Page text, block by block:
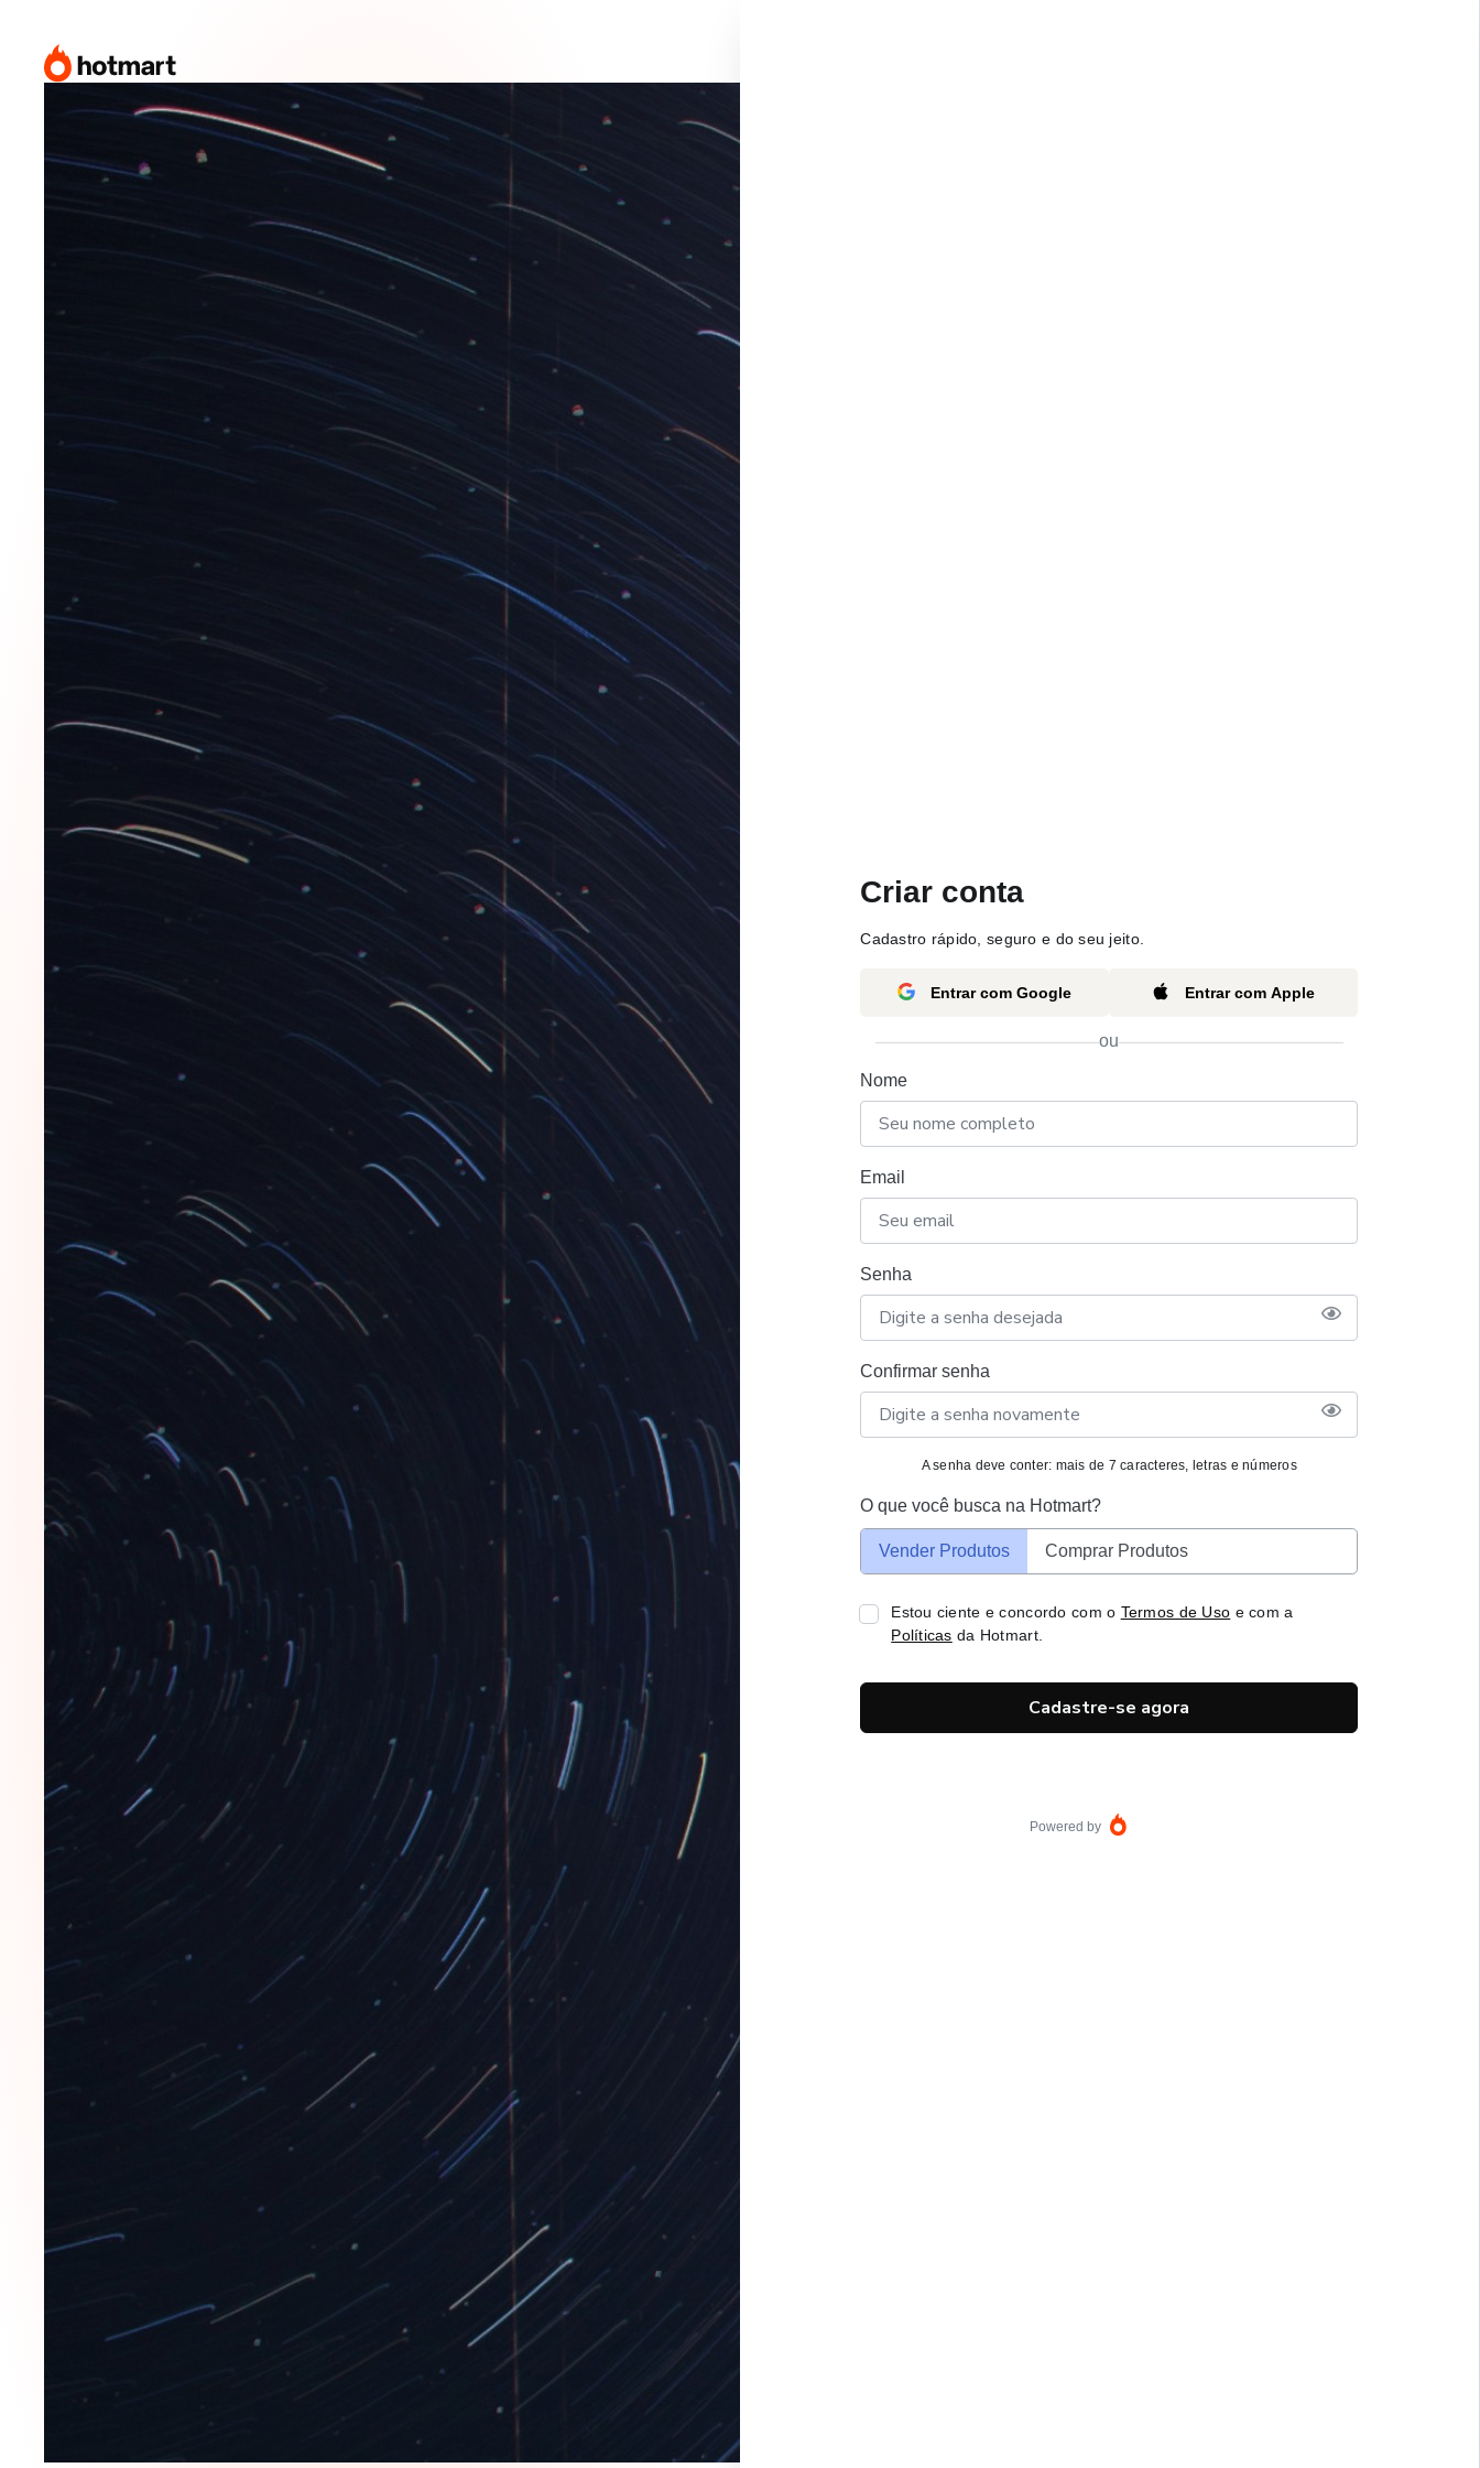
Criar conta
Cadastro rápido, seguro e do seu jeito.
Entrar com Google Entrar com Apple
ou
Nome
Email
Senha
Confirmar senha
A senha deve conter: mais de 7 caracteres, letras e números
O que você busca na Hotmart?
Vender Produtos Comprar Produtos
Estou ciente e concordo com o Termos de Uso e com a
Políticas da Hotmart.
Cadastre-se agora
Powered by